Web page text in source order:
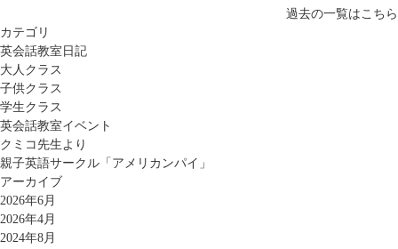
過去の一覧はこちら
カテゴリ
英会話教室日記
大人クラス
子供クラス
学生クラス
英会話教室イベント
クミコ先生より
親子英語サークル「アメリカンパイ」
アーカイブ
2026年6月
2026年4月
2024年8月